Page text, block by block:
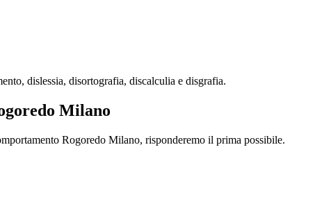
dislessia, disortografia, discalculia e disgrafia.
Milano